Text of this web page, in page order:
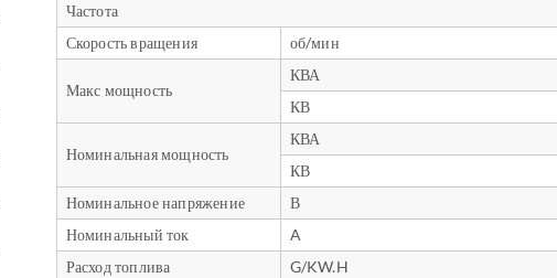
Частота
Скорость вращения
об/мин
Макс мощность
КВА
КВ
Номинальная мощность
КВА
КВ
Номинальное напряжение
В
Номинальный ток
A
Расход топлива
G/KW.H